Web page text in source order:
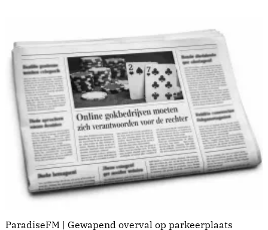
ParadiseFM | Gewapend overval op parkeerplaats